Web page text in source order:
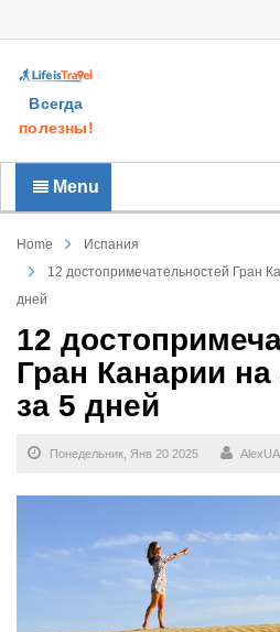
Всегда
полезны!
Menu
Home
Испания
12 достопримечательностей Гран
дней
12
Гран Канарии
за 5 дней
Понедельник, Янв 20 2025 AlexUA